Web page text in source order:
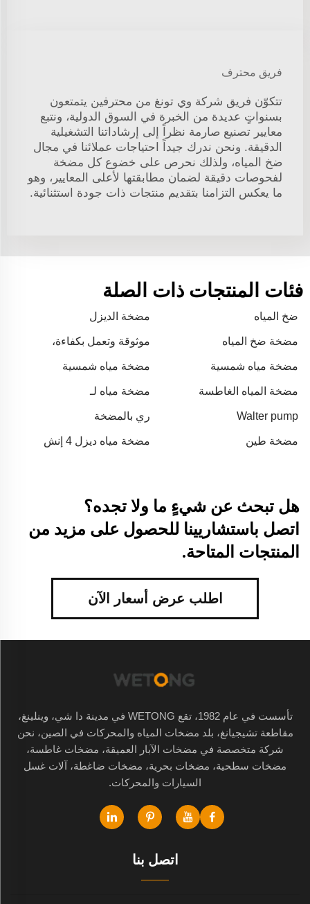
فريق محترف
تتكوّن فريق شركة وي تونغ من محترفين يتمتعون
بسنواتٍ عديدة من الخبرة في السوق الدولية، ونتبع
معايير تصنيع صارمة نظراً إلى إرشاداتنا التشغيلية
الدقيقة. ونحن ندرك جيداً احتياجات عملائنا في مجال
ضخ المياه، ولذلك نحرص على خضوع كل مضخة
لفحوصات دقيقة لضمان مطابقتها لأعلى المعايير، وهو
ما يعكس التزامنا بتقديم منتجات ذات جودة استثنائية.
فئات المنتجات ذات الصلة
ضخ المياه مضخة الديزل
مضخة ضخ المياه
موثوقة وتعمل بكفاءة،
على السيارة في حالة جيدة.
مضخة مياه شمسية مضخة مياه شمسية
مضخة المياه الغاطسة مضخة مياه لـ
Walter pump ري بالمضخة
مضخة طين مضخة مياه ديزل 4 إنش
هل تبحث عن شيءٍ ما ولا تجده؟
اتصل باستشاريينا للحصول على مزيد من
المنتجات المتاحة.
اطلب عرض أسعار الآن
تأسست في عام 1982، تقع WETONG في مدينة دا شي، وينلينغ،
مقاطعة تشيجيانغ، بلد مضخات المياه والمحركات في الصين، نحن
شركة متخصصة في مضخات الآبار العميقة، مضخات غاطسة،
مضخات سطحية، مضخات بحرية، مضخات ضاغطة، آلات غسل
السيارات والمحركات.
اتصل بنا